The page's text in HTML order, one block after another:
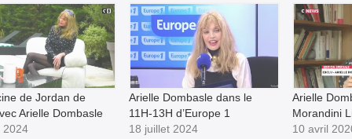
de Jordan de
Arielle Dombasle
2024
Arielle Dombasle dans le
11H-13H d’Europe 1
18 juillet 2024
Arielle
Morandini
10 avril